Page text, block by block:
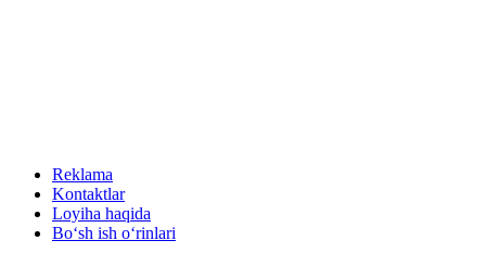
Reklama
Kontaktlar
Loyiha haqida
Bo‘sh ish o‘rinlari